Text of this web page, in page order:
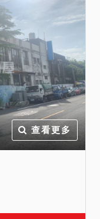
相關事項請
銷拍定。
查看更多